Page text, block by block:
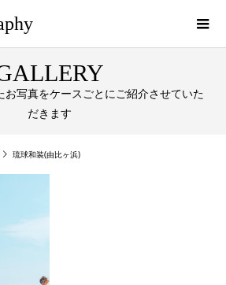
お写真をケースごとにご紹介させていた
だきます
琉球和装(由比ヶ浜)